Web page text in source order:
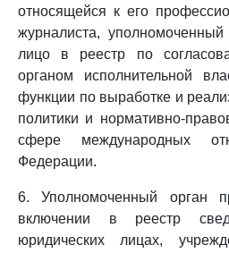
относящейся к его
журналиста,
лицо в реестр по
органом исполнительной
функции по выработке и
политики и нормативно-
сфере международных
Федерации.
6. Уполномоченный орган
включении в реестр
юридических лицах,